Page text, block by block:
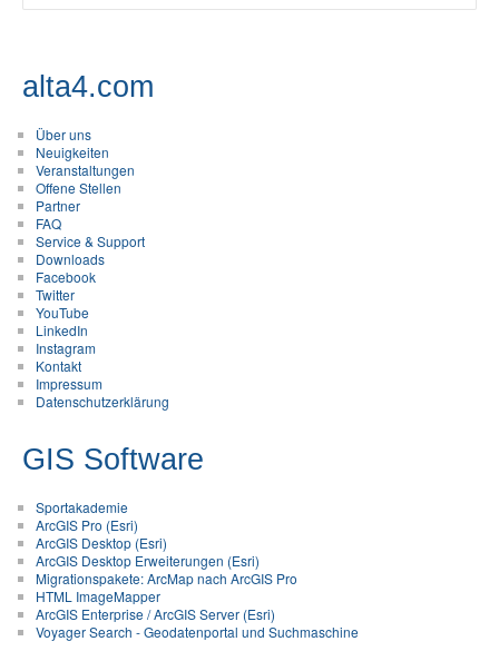
alta4.com
Über uns
Neuigkeiten
Veranstaltungen
Offene Stellen
Partner
FAQ
Service & Support
Downloads
Facebook
Twitter
YouTube
LinkedIn
Instagram
Kontakt
Impressum
Datenschutzerklärung
GIS Software
Sportakademie
ArcGIS Pro (Esri)
ArcGIS Desktop (Esri)
ArcGIS Desktop Erweiterungen (Esri)
Migrationspakete: ArcMap nach ArcGIS Pro
HTML ImageMapper
ArcGIS Enterprise / ArcGIS Server (Esri)
Voyager Search - Geodatenportal und Suchmaschine